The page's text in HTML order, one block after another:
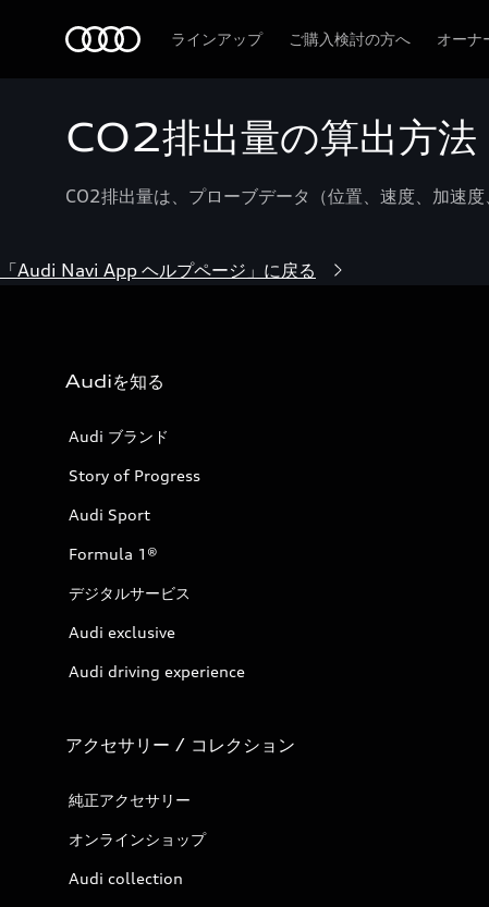
ラインアップ ご購入検討の方へ オーナ
CO2排出量の算出方法
CO2排出量は、プローブデータ（位置、速度、加速
「Audi Navi App ヘルプページ」に戻る
Audiを知る
Audi ブランド
Story of Progress
Audi Sport
Formula 1®
デジタルサービス
Audi exclusive
Audi driving experience
アクセサリー / コレクション
純正アクセサリー
オンラインショップ
Audi collection